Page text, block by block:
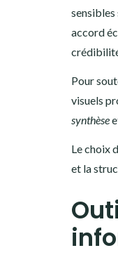
accord
Pour
visuels
synthèse
Le choix
et la